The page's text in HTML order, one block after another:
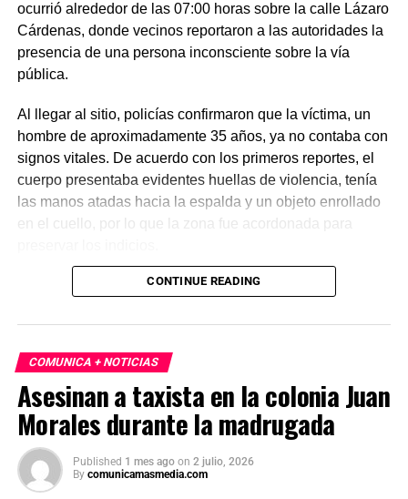
ocurrió alrededor de las 07:00 horas sobre la calle Lázaro
Cárdenas, donde vecinos reportaron a las autoridades la
presencia de una persona inconsciente sobre la vía
pública.
Al llegar al sitio, policías confirmaron que la víctima, un
hombre de aproximadamente 35 años, ya no contaba con
signos vitales. De acuerdo con los primeros reportes, el
cuerpo presentaba evidentes huellas de violencia, tenía
las manos atadas hacia la espalda y un objeto enrollado
en el cuello, por lo que la zona fue acordonada para
Las primeras investigaciones apuntan a que el hombre
madrugada. Personal de la Fiscalía y del Servicio Médico
Forense realizó el levantamiento del cuerpo e inició la
carpeta de investigación correspondiente para esclarecer
este homicidio.
CONTINUE READING
COMUNICA + NOTICIAS
Asesinan a taxista en la colonia Juan
Morales durante la madrugada
Published 1 mes ago on 2 julio, 2026
By comunicamasmedia.com